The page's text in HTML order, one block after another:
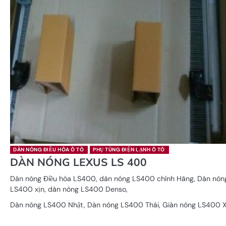
DÀN NÓNG ĐIỀU HÒA Ô TÔ PHỤ TÙNG ĐIỆN LẠNH Ô TÔ
DÀN NÓNG LEXUS LS 400
Dàn nóng Điều hòa LS400, dàn nóng LS400 chính Hãng, Dàn
LS400 xịn, dàn nóng LS400 Denso,
Dàn nóng LS400 Nhật, Dàn nóng LS400 Thái, Giàn nóng LS400